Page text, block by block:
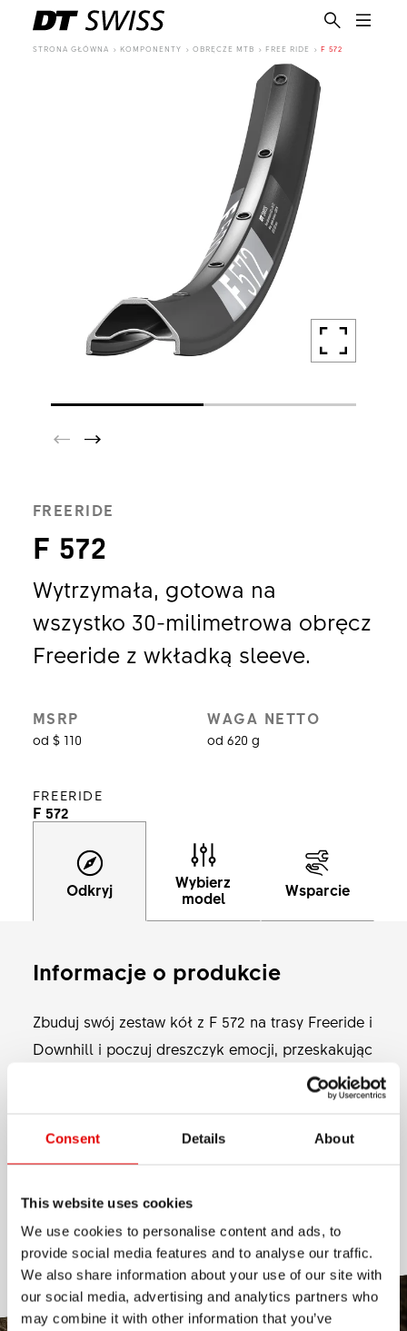
Consent Details About
This website uses cookies
We use cookies to personalise content and ads, to
provide social media features and to analyse our traffic.
We also share information about your use of our site with
our social media, advertising and analytics partners who
may combine it with other information that you’ve
STRONA GŁÓWNA KOMPONENTY OBRĘCZE MTB FREE RIDE F 572
FREERIDE
F 572
Wytrzymała, gotowa na
wszystko 30-milimetrowa obręcz
Freeride z wkładką sleeve.
MSRP
od $ 110
WAGA NETTO
od 620 g
FREERIDE
F 572
Odkryj
Wybierz
model
Wsparcie
Informacje o produkcie
Zbuduj swój zestaw kół z F 572 na trasy Freeride i
Downhill i poczuj dreszczyk emocji, przeskakując
tę ogromną przepaść, którą zbudowałeś . Ta
ekonomiczna obręcz z wkładką sleeve ma profil
oparty na najnowszej generacji naszej obręczy
jeśli zjedziesz z trasy czy zepsujesz skok.
Pokaż więcej
MATERIAŁ
ALUMINIUM